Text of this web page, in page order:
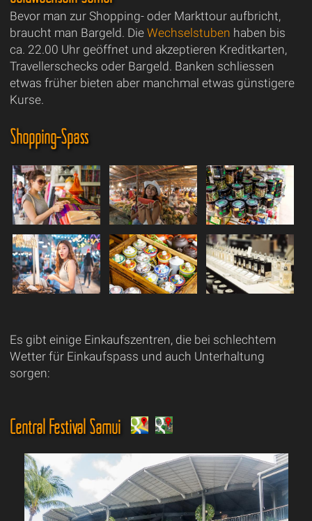
Bevor man zur Shopping- oder Markttour aufbricht,
braucht man Bargeld. Die Wechselstuben haben bis
ca. 22.00 Uhr geöffnet und akzeptieren Kreditkarten,
Travellerschecks oder Bargeld. Banken schliessen
etwas früher bieten aber manchmal etwas günstigere
Kurse.
Shopping-Spass
Es gibt einige Einkaufszentren, die bei schlechtem
Wetter für Einkaufspass und auch Unterhaltung
sorgen:
Central Festival Samui